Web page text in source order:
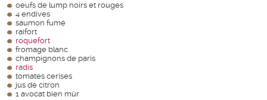
oeufs de lump noirs et rouges
4 endives
saumon fumé
raifort
roquefort
fromage blanc
champignons de paris
radis
tomates cerises
jus de citron
1 avocat bien mûr